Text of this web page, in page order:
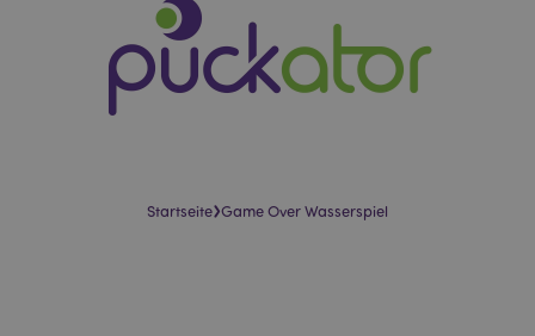
Startseite›Game Over Wasserspiel